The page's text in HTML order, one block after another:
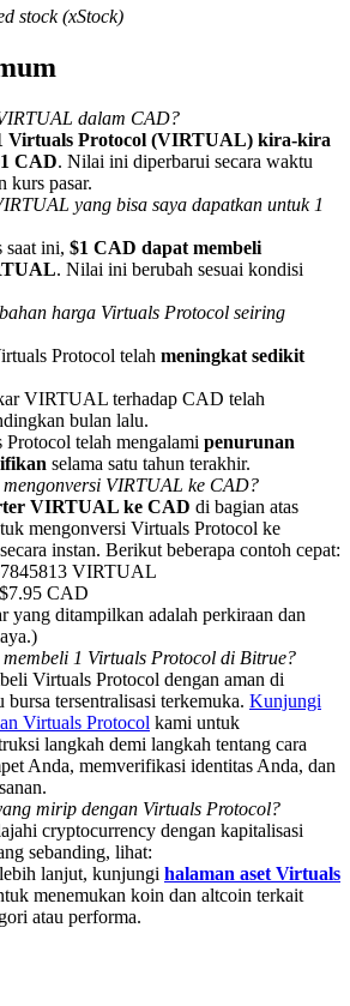
mendapatkan imbalan tunai
& Win
prize pool
Users
Win 500,000 USDT
Carnival
· 33,333 USDT Bonus
stock (xStock)
dalam CAD?
Virtuals Protocol (VIRTUAL) kira-kira
CAD. Nilai ini diperbarui secara waktu
kurs pasar.
yang bisa saya dapatkan untuk 1
saat ini, $1 CAD dapat membeli
. Nilai ini berubah sesuai kondisi
harga Virtuals Protocol seiring
Protocol telah meningkat sedikit
VIRTUAL terhadap CAD telah
bulan lalu.
Protocol telah mengalami penurunan
selama satu tahun terakhir.
VIRTUAL ke CAD?
VIRTUAL ke CAD di bagian atas
mengonversi Virtuals Protocol ke
instan. Berikut beberapa contoh cepat:
VIRTUAL
CAD
yang ditampilkan adalah perkiraan dan
1 Virtuals Protocol di Bitrue?
Virtuals Protocol dengan aman di
bursa tersentralisasi terkemuka. Kunjungi
Virtuals Protocol kami untuk
langkah demi langkah tentang cara
Anda, memverifikasi identitas Anda, dan
mirip dengan Virtuals Protocol?
cryptocurrency dengan kapitalisasi
sebanding, lihat:
lanjut, kunjungi halaman aset Virtuals
menemukan koin dan altcoin terkait
atau performa.